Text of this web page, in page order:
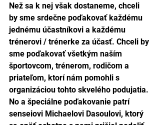
Než sa k nej však dostaneme, chceli
by sme srdečne poďakovať každému
jednému účastníkovi a každému
trénerovi / trénerke za účasť. Chceli by
sme poďakovať všetkým naším
športovcom, trénerom, rodičom a
priateľom, ktorí nám pomohli s
organizáciou tohto skvelého podujatia.
No a špeciálne poďakovanie patrí
senseiovi Michaelovi Dasoulovi, ktorý